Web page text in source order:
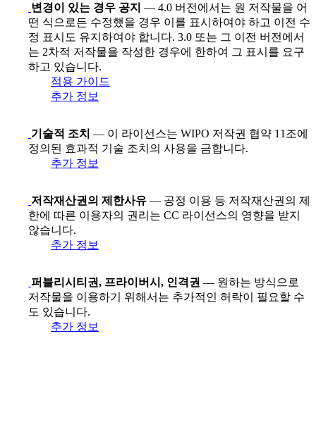
변경이 있는 경우 공지 — 4.0 버전에서는 원 저작물을 어
떤 식으로든 수정했을 경우 이를 표시하여야 하고 이전 수
정 표시도 유지하여야 합니다. 3.0 또는 그 이전 버전에서
는 2차적 저작물을 작성한 경우에 한하여 그 표시를 요구
하고 있습니다.
적용 가이드
추가 정보
기술적 조치 — 이 라이선스는 WIPO 저작권 협약 11조에
정의된 효과적 기술 조치의 사용을 금합니다.
추가 정보
저작재산권의 제한사유 — 공정 이용 등 저작재산권의 제
한에 따른 이용자의 권리는 CC 라이선스의 영향을 받지
않습니다.
추가 정보
퍼블리시티권, 프라이버시, 인격권 — 원하는 방식으로
저작물을 이용하기 위해서는 추가적인 허락이 필요할 수
도 있습니다.
추가 정보